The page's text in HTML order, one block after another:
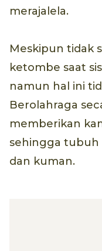
merajalela.
Meskipun tidak
ketombe saat
namun hal ini
Berolahraga
memberikan
sehingga tubuh
dan kuman.